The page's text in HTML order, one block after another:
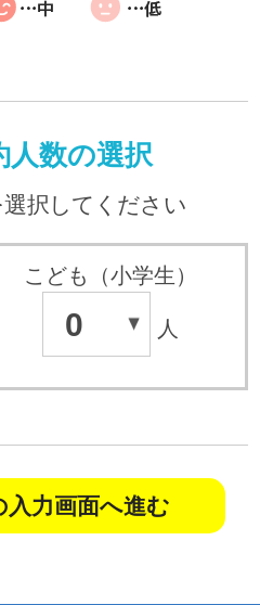
人数の選択
択してください
こども（小学生）
0 人
力画面へ進む